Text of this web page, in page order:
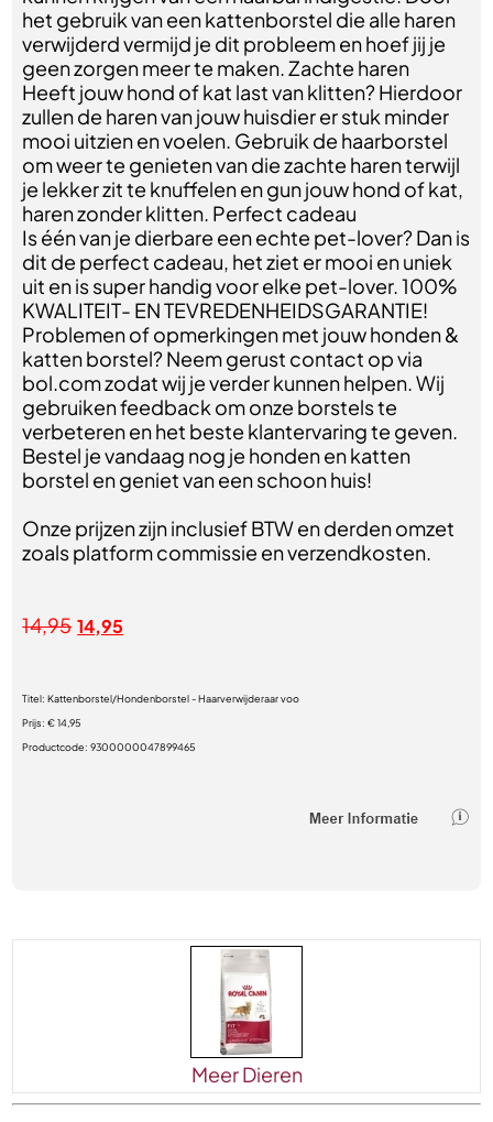
het gebruik van een kattenborstel die alle haren
verwijderd vermijd je dit probleem en hoef jij je
geen zorgen meer te maken. Zachte haren
Heeft jouw hond of kat last van klitten? Hierdoor
zullen de haren van jouw huisdier er stuk minder
mooi uitzien en voelen. Gebruik de haarborstel
om weer te genieten van die zachte haren terwijl
je lekker zit te knuffelen en gun jouw hond of kat,
haren zonder klitten. Perfect cadeau
Is één van je dierbare een echte pet-lover? Dan is
dit de perfect cadeau, het ziet er mooi en uniek
uit en is super handig voor elke pet-lover. 100%
KWALITEIT- EN TEVREDENHEIDSGARANTIE!
Problemen of opmerkingen met jouw honden &
katten borstel? Neem gerust contact op via
bol.com zodat wij je verder kunnen helpen. Wij
gebruiken feedback om onze borstels te
verbeteren en het beste klantervaring te geven.
Bestel je vandaag nog je honden en katten
borstel en geniet van een schoon huis!
Onze prijzen zijn inclusief BTW en derden omzet
zoals platform commissie en verzendkosten.
14,95 14,95
Titel:Kattenborstel/Hondenborstel - Haarverwijderaar voo
Prijs:€ 14,95
Productcode:9300000047899465
Meer Dieren